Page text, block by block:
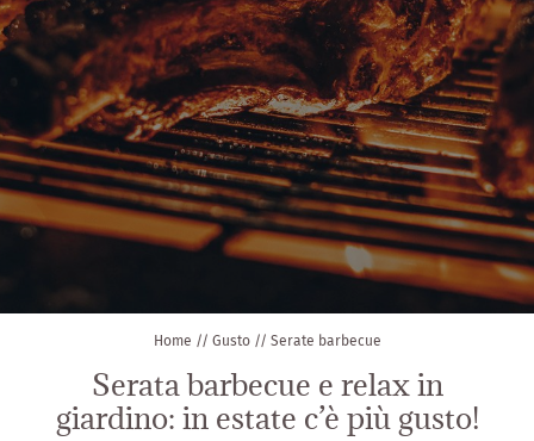
Gusto
Degustazioni di vini con Dominik
Dal nostro orto
Serate barbecue
Home // Gusto // Serate barbecue
Serata barbecue e relax in
giardino: in estate c’è più gusto!